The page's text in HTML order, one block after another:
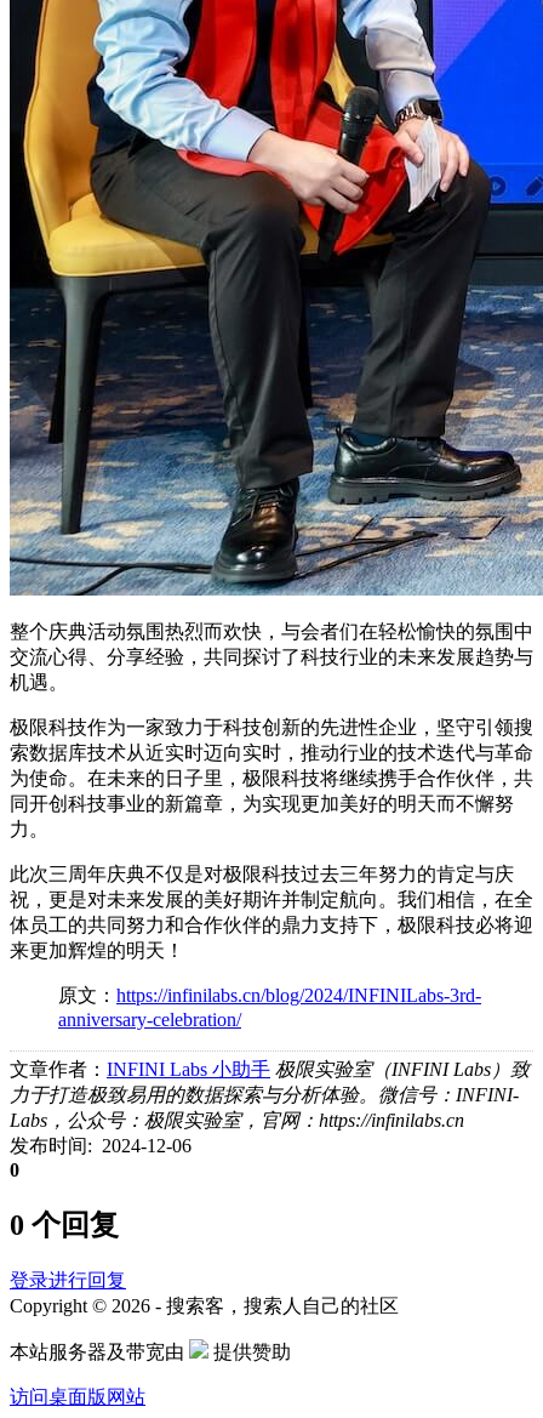
整个庆典活动氛围热烈而欢快，与会者们在轻松愉快的氛围中
交流心得、分享经验，共同探讨了科技行业的未来发展趋势与
机遇。
极限科技作为一家致力于科技创新的先进性企业，坚守引领搜
索数据库技术从近实时迈向实时，推动行业的技术迭代与革命
为使命。在未来的日子里，极限科技将继续携手合作伙伴，共
同开创科技事业的新篇章，为实现更加美好的明天而不懈努
力。
此次三周年庆典不仅是对极限科技过去三年努力的肯定与庆
祝，更是对未来发展的美好期许并制定航向。我们相信，在全
体员工的共同努力和合作伙伴的鼎力支持下，极限科技必将迎
来更加辉煌的明天！
原文： https://infinilabs.cn/blog/2024/INFINILabs-3rd-
anniversary-celebration/
文章作者： INFINI Labs 小助手 极限实验室（INFINI Labs）致
力于打造极致易用的数据探索与分析体验。微信号：INFINI-
Labs，公众号：极限实验室，官网：https://infinilabs.cn
发布时间: 2024-12-06
0
0 个回复
登录进行回复
Copyright © 2026 - 搜索客，搜索人自己的社区
本站服务器及带宽由 提供赞助
访问桌面版网站